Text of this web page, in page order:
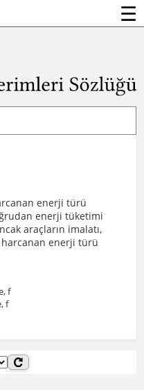
☰
enerji türü
enerji tüketimi
araçların imalatı,
harcanan enerji türü
f
f